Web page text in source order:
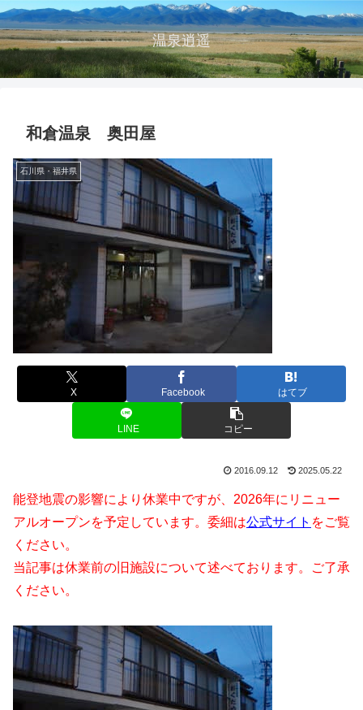
温泉逍遥
和倉温泉 奥田屋
石川県・福井県
X Facebook はてブ
LINE コピー
2016.09.12 2025.05.22
能登地震の影響により休業中ですが、2026年にリニュー
アルオープンを予定しています。委細は公式サイト をご覧
ください。
当記事は休業前の旧施設について述べております。ご了承
ください。